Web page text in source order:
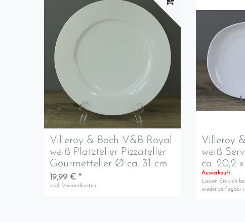
Villeroy & Boch V&B Royal
weiß Platzteller Pizzateller
Gourmetteller Ø ca. 31 cm
19,99 € *
zzgl. Versandkosten
Villeroy
weiß
ca. 20,2
Ausverkauft
Lassen Sie sich
wieder verfügbar